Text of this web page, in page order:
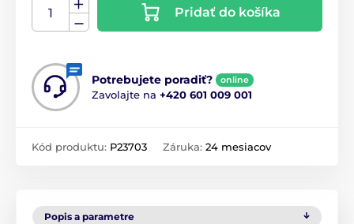
Pridať do košíka
Potrebujete poradiť? online
Zavolajte na +420 601 009 001
Kód produktu: P23703 Záruka: 24 mesiacov
Popis a parametre